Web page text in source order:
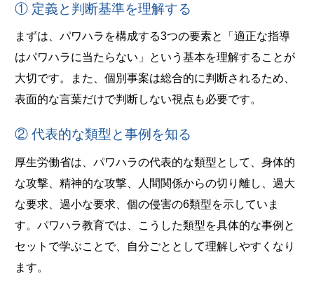
① 定義と判断基準を理解する
まずは、パワハラを構成する3つの要素と「適正な指導
はパワハラに当たらない」という基本を理解することが
大切です。また、個別事案は総合的に判断されるため、
表面的な言葉だけで判断しない視点も必要です。
② 代表的な類型と事例を知る
厚生労働省は、パワハラの代表的な類型として、身体的
な攻撃、精神的な攻撃、人間関係からの切り離し、過大
な要求、過小な要求、個の侵害の6類型を示していま
す。パワハラ教育では、こうした類型を具体的な事例と
セットで学ぶことで、自分ごととして理解しやすくなり
ます。